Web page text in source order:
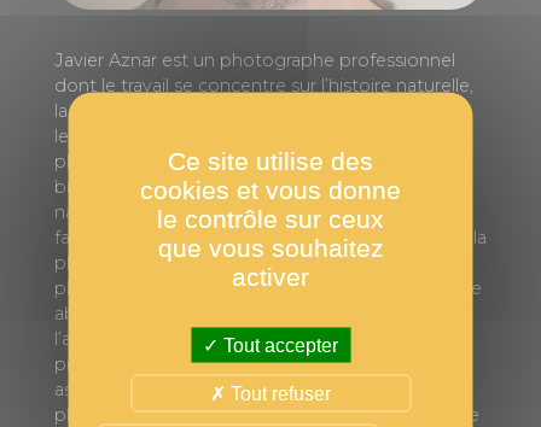
Javier Aznar est un photographe professionnel
dont le travail se concentre sur l’histoire naturelle,
la conservation de la vie sauvage, et les liens que
les hommes entretiennent avec elles. Ses
photographies, nourries par sa formation en
biologie, offrent un point de vue personnel sur la
nature dans son état le plus sauvage et le plus
fascinant. Javier est convaincu que le pouvoir de la
photographie peut contribuer à préserver la
planète ainsi que les animaux et les plantes qu’elle
abrite. À travers ses images, il espère attirer
l’attention du public sur le besoin urgent de
protéger la vie sauvage. Javier est membre
associé de la Ligue internationale des
photographes de conservation (iLCP) et membre
Ce site utilise des
cookies et vous donne
le contrôle sur ceux
que vous souhaitez
activer
Tout accepter
Tout refuser